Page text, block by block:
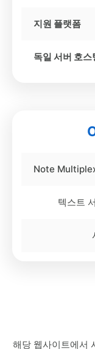
지원 플랫폼
독일 서버 호스
Note
텍스트
해당 웹사이트에서